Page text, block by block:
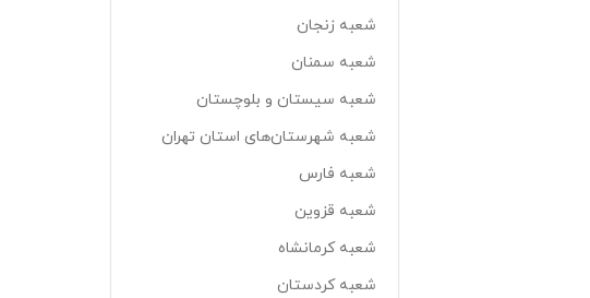
شعبه زنجان
شعبه سمنان
شعبه سیستان و بلوچستان
شعبه شهرستان‌های استان تهران
شعبه فارس
شعبه قزوین
شعبه كرمانشاه
شعبه کردستان